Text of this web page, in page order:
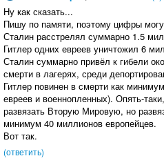
Ну как сказать...
Пишу по памяти, поэтому цифры
Сталин расстрелял суммарно 1.5
Гитлер одних евреев уничтожил 6
Сталин суммарно привёл к гибели
смерти в лагерях, среди
Гитлер повинен в смерти как
евреев и военнопленных). Опять-
развязать Вторую Мировую, но
минимум 40 миллионов европейцев.
Вот так.
(ответить)